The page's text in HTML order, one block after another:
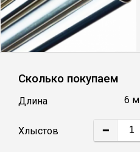
Швеллер
Катанка
Сколько покупаем
Длина 6 м
Хлыстов −